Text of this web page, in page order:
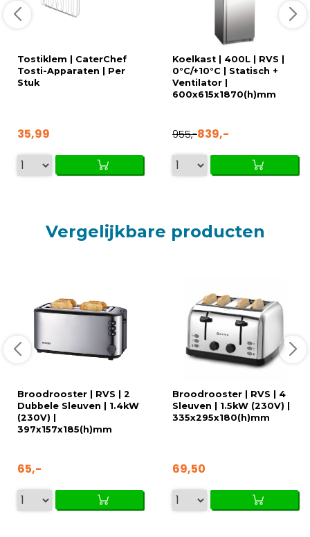
Tostiklem | CaterChef
Tosti-Apparaten | Per
Stuk
35,99
Koelkast | 400L | RVS |
0°C/+10°C | Statisch +
Ventilator |
600x615x1870(h)mm
955,-839,-
Vergelijkbare producten
Broodrooster | RVS | 2
Dubbele Sleuven | 1.4kW
(230V) |
397x157x185(h)mm
65,-
Broodrooster | RVS | 4
Sleuven | 1.5kW (230V) |
335x295x180(h)mm
69,50